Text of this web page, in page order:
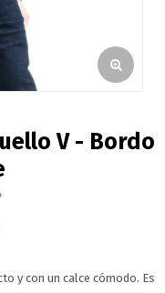
V - Bordo
y con un calce cómodo. Es